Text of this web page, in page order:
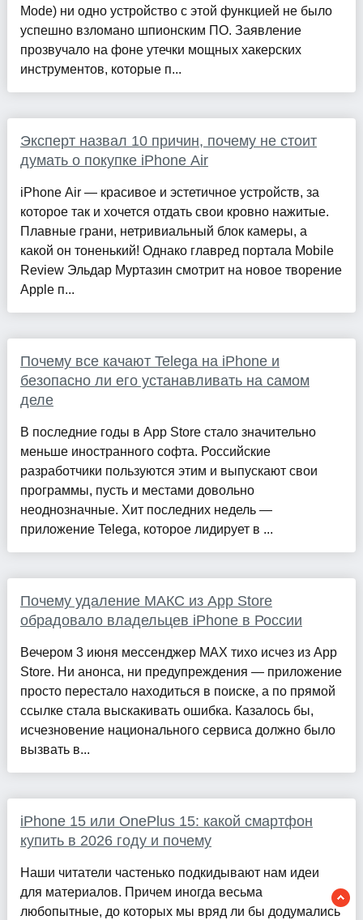
Mode) ни одно устройство с этой функцией не было
успешно взломано шпионским ПО. Заявление
прозвучало на фоне утечки мощных хакерских
инструментов, которые п...
Эксперт назвал 10 причин, почему не стоит
думать о покупке iPhone Air
iPhone Air — красивое и эстетичное устройств, за
которое так и хочется отдать свои кровно нажитые.
Плавные грани, нетривиальный блок камеры, а
какой он тоненький! Однако главред портала Mobile
Review Эльдар Муртазин смотрит на новое творение
Apple п...
Почему все качают Telega на iPhone и
безопасно ли его устанавливать на самом
деле
В последние годы в App Store стало значительно
меньше иностранного софта. Российские
разработчики пользуются этим и выпускают свои
программы, пусть и местами довольно
неоднозначные. Хит последних недель —
приложение Telega, которое лидирует в ...
Почему удаление МАКС из App Store
обрадовало владельцев iPhone в России
Вечером 3 июня мессенджер MAX тихо исчез из App
Store. Ни анонса, ни предупреждения — приложение
просто перестало находиться в поиске, а по прямой
ссылке стала выскакивать ошибка. Казалось бы,
исчезновение национального сервиса должно было
вызвать в...
iPhone 15 или OnePlus 15: какой смартфон
купить в 2026 году и почему
Наши читатели частенько подкидывают нам идеи
для материалов. Причем иногда весьма
любопытные, до которых мы вряд ли бы додумались